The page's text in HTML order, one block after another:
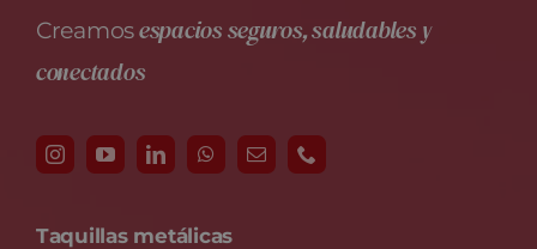
Creamosespacios seguros, saludables y
conectados
Taquillas metálicas